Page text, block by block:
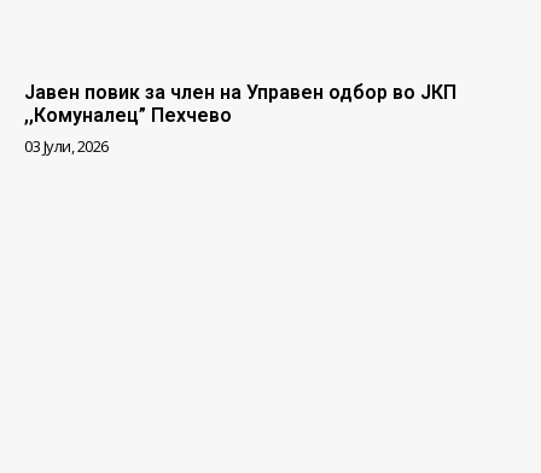
Јавен повик за член на Управен одбор во ЈКП
,,Комуналец” Пехчево
03 Јули, 2026